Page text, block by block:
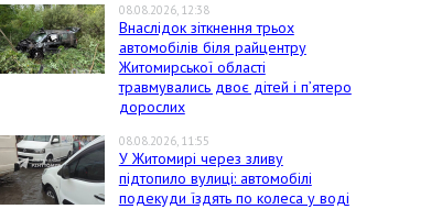
08.08.2026, 12:38
Внаслідок зіткнення трьох
автомобілів біля райцентру
Житомирської області
травмувались двоє дітей і пʼятеро
дорослих
08.08.2026, 11:55
У Житомирі через зливу
підтопило вулиці: автомобілі
подекуди їздять по колеса у воді